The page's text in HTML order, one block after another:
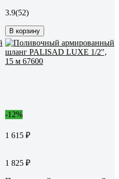
3.9(52)
В корзину
-12%
1 615 ₽
1 825 ₽